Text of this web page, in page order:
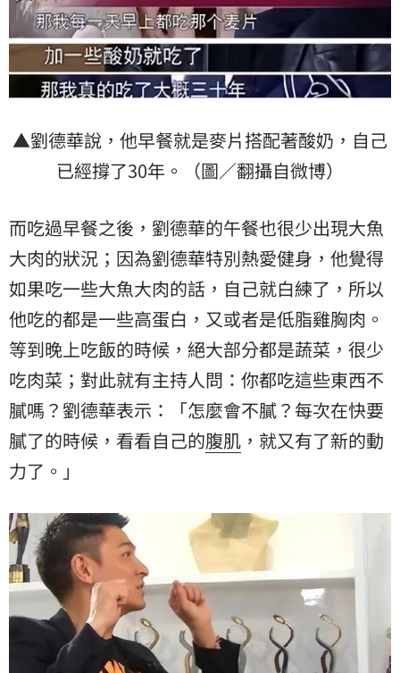
▲劉德華說，他早餐就是麥片搭配著酸奶，自己
已經撐了30年。（圖／翻攝自微博）
而吃過早餐之後，劉德華的午餐也很少出現大魚
大肉的狀況；因為劉德華特別熱愛健身，他覺得
如果吃一些大魚大肉的話，自己就白練了，所以
他吃的都是一些高蛋白，又或者是低脂雞胸肉。
等到晚上吃飯的時候，絕大部分都是蔬菜，很少
吃肉菜；對此就有主持人問：你都吃這些東西不
膩嗎？劉德華表示：「怎麼會不膩？每次在快要
膩了的時候，看看自己的腹肌 ，就又有了新的動
力了。」